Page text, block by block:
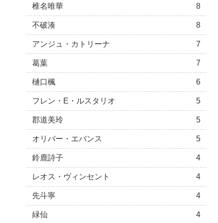
椎名唯華 8
不破湊 8
アンジュ・カトリーナ 7
葛葉 7
樋口楓 6
フレン・E・ルスタリオ 5
郡道美玲 5
オリバー・エバンス 5
鈴鹿詩子 4
レオス・ヴィンセント 4
先斗寧 4
緑仙 4